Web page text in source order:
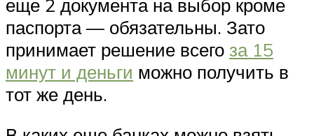
еще 2 документа на выбор кроме
паспорта — обязательны. Зато
принимает решение всего за 15
минут и деньги можно получить в
тот же день.